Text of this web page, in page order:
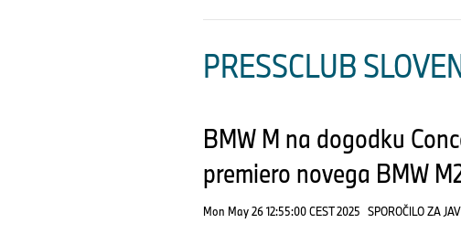
PRESSCLUB
BMW M na dogodku
premiero novega BMW
Mon May 26 12:55:00 CEST 2025 SPOROČILO ZA